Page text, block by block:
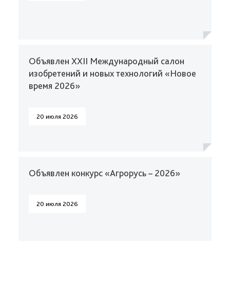
Объявлен XXII Международный салон
изобретений и новых технологий «Новое
время 2026»
20 июля 2026
Объявлен конкурс «Агрорусь – 2026»
20 июля 2026